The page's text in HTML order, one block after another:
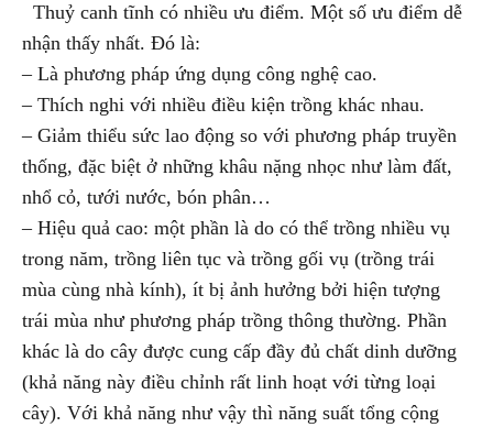
Thuỷ canh tĩnh có nhiều ưu điểm. Một số ưu điểm dễ
nhận thấy nhất. Đó là:
– Là phương pháp ứng dụng công nghệ cao.
– Thích nghi với nhiều điều kiện trồng khác nhau.
– Giảm thiểu sức lao động so với phương pháp truyền
thống, đặc biệt ở những khâu nặng nhọc như làm đất,
nhổ cỏ, tưới nước, bón phân…
– Hiệu quả cao: một phần là do có thể trồng nhiều vụ
trong năm, trồng liên tục và trồng gối vụ (trồng trái
mùa cùng nhà kính), ít bị ảnh hưởng bởi hiện tượng
trái mùa như phương pháp trồng thông thường. Phần
khác là do cây được cung cấp đầy đủ chất dinh dưỡng
(khả năng này điều chỉnh rất linh hoạt với từng loại
cây). Với khả năng như vậy thì năng suất tổng cộng